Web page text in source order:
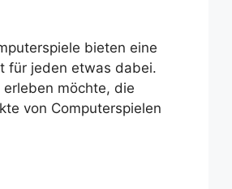
bieten eine
für jeden etwas dabei.
möchte, die
von Computerspielen